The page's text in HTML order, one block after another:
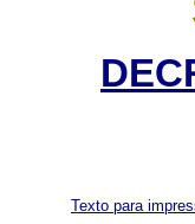
Texto para